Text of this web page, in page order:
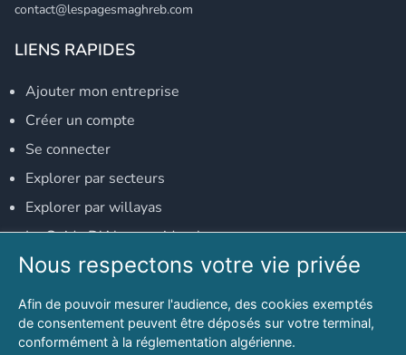
contact@lespagesmaghreb.com
LIENS RAPIDES
Ajouter mon entreprise
Créer un compte
Se connecter
Explorer par secteurs
Explorer par willayas
Le Guide D'Alger, guide-alger.com
NOS RÉSEAUX SOCIAUX
Notre page Facebook
Notre page LinkedIn
Nous respectons votre vie privée
Afin de pouvoir mesurer l'audience, des cookies exemptés
de consentement peuvent être déposés sur votre terminal,
conformément à la réglementation algérienne.